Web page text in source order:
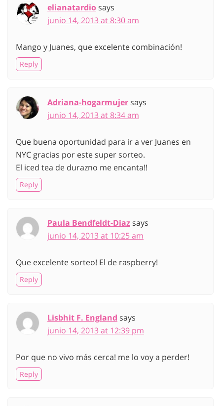
elianatardiosays
junio 14, 2013 at 8:30 am
Mango y Juanes, que excelente combinación!
Reply
Adriana-hogarmujersays
junio 14, 2013 at 8:34 am
Que buena oportunidad para ir a ver Juanes en
NYC gracias por este super sorteo.
El iced tea de durazno me encanta!!
Reply
Paula Bendfeldt-Diazsays
junio 14, 2013 at 10:25 am
Que excelente sorteo! El de raspberry!
Reply
Lisbhit F. England says
junio 14, 2013 at 12:39 pm
Por que no vivo más cerca! me lo voy a perder!
Reply